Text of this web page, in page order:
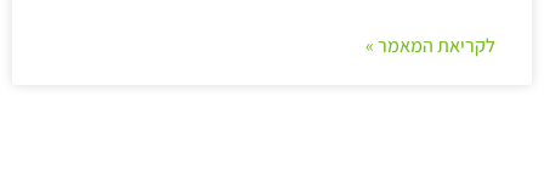
לקריאת המאמר »